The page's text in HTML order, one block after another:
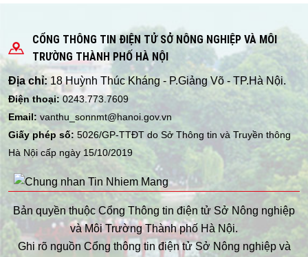
CỔNG THÔNG TIN ĐIỆN TỬ SỞ NÔNG NGHIỆP VÀ MÔI
TRƯỜNG THÀNH PHỐ HÀ NỘI
Địa chỉ: 18 Huỳnh Thúc Kháng - P.Giảng Võ - TP.Hà Nội.
Điện thoại: 0243.773.7609
Email: vanthu_sonnmt@hanoi.gov.vn
Giấy phép số: 5026/GP-TTĐT do Sở Thông tin và Truyền thông
Hà Nội cấp ngày 15/10/2019
Bản quyền thuộc Cổng Thông tin điện tử Sở Nông nghiệp
và Môi Trường Thành phố Hà Nội.
Ghi rõ nguồn Cổng thông tin điện tử Sở Nông nghiệp và